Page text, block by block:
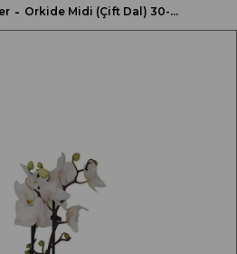
Orkide Midi (Çift Dal) 30-40 Cm